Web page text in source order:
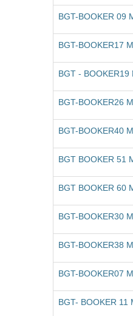
BGT-BOOKER 09
BGT-BOOKER17
BGT - BOOKER19
BGT-BOOKER26
BGT-BOOKER40
BGT BOOKER 51
BGT BOOKER 60
BGT-BOOKER30
BGT-BOOKER38
BGT-BOOKER07
BGT- BOOKER 11